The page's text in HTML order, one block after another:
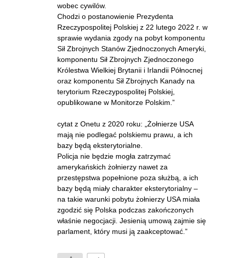
wobec cywilów.
Chodzi o postanowienie Prezydenta
Rzeczypospolitej Polskiej z 22 lutego 2022 r. w
sprawie wydania zgody na pobyt komponentu
Sił Zbrojnych Stanów Zjednoczonych Ameryki,
komponentu Sił Zbrojnych Zjednoczonego
Królestwa Wielkiej Brytanii i Irlandii Północnej
oraz komponentu Sił Zbrojnych Kanady na
terytorium Rzeczypospolitej Polskiej,
opublikowane w Monitorze Polskim.”
cytat z Onetu z 2020 roku: „Żołnierze USA
mają nie podlegać polskiemu prawu, a ich
bazy będą eksterytorialne.
Policja nie będzie mogła zatrzymać
amerykańskich żołnierzy nawet za
przestępstwa popełnione poza służbą, a ich
bazy będą miały charakter eksterytorialny –
na takie warunki pobytu żołnierzy USA miała
zgodzić się Polska podczas zakończonych
właśnie negocjacji. Jesienią umową zajmie się
parlament, który musi ją zaakceptować.”